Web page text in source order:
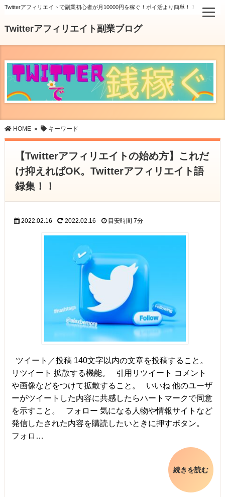
Twitterアフィリエイトで副業初心者が月10000円を稼ぐ！ポイ活より簡単！！
Twitterアフィリエイト副業ブログ
HOME» キーワード
【Twitterアフィリエイトの始め方】これだ
け抑えればOK。Twitterアフィリエイト語
録集！！
2022.02.16 2022.02.16 目安時間 7分
ツイート／投稿 140文字以内の文章を投稿すること。
リツイート 拡散する機能。 引用リツイート コメント
や画像などをつけて拡散すること。 いいね 他のユーザ
ーがツイートした内容に共感したらハートマークで同意
を示すこと。 フォロー 気になる人物や情報サイトなど
発信したされた内容を購読したいときに押すボタン。
フォロ…
続きを読む